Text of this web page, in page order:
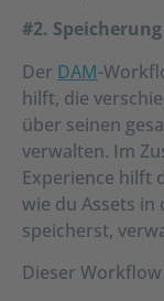
#2.
Der DAM-
hilft, die
über seinen
verwalten. Im
Experience hilft
wie du Assets in
speicherst,
Dieser